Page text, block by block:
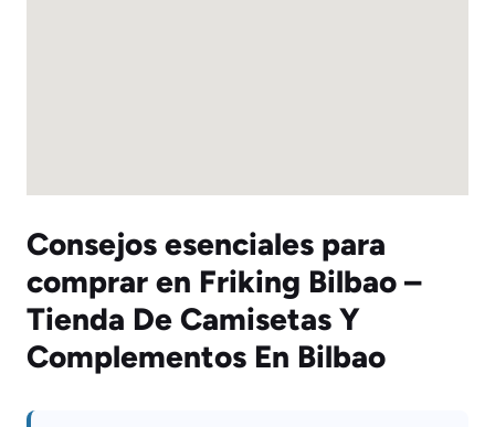
Consejos esenciales para
comprar en Friking Bilbao –
Tienda De Camisetas Y
Complementos En Bilbao